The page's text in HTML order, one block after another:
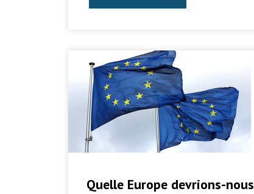
Quelle Europe devrions-